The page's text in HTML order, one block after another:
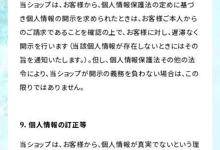
当ショップは、お客様から、個人情報保護法の定めに基づ
き個人情報の開示を求められたときは、お客様ご本人から
のご請求であることを確認の上で、お客様に対し、遅滞なく
開示を行います（当該個人情報が存在しないときにはその
旨を通知いたします。）。但し、個人情報保護法その他の法
令により、当ショップが開示の義務を負わない場合は、この
限りではありません。
9. 個人情報の訂正等
当ショップは、お客様から、個人情報が真実でないという理